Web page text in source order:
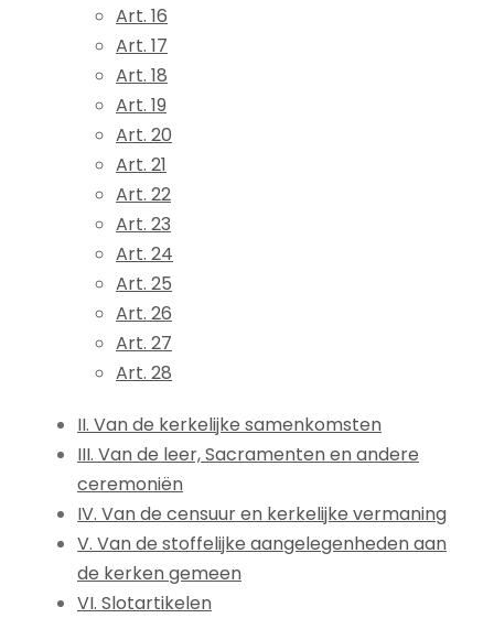
Art. 16
Art. 17
Art. 18
Art. 19
Art. 20
Art. 21
Art. 22
Art. 23
Art. 24
Art. 25
Art. 26
Art. 27
Art. 28
II. Van de kerkelijke samenkomsten
III. Van de leer, Sacramenten en andere
ceremoniën
IV. Van de censuur en kerkelijke vermaning
V. Van de stoffelijke aangelegenheden aan
de kerken gemeen
VI. Slotartikelen